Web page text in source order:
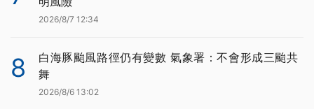
2026/8/7 12:34
8
白海豚颱風路徑仍有變數 氣象署：不會形成三颱共
舞
2026/8/6 13:02